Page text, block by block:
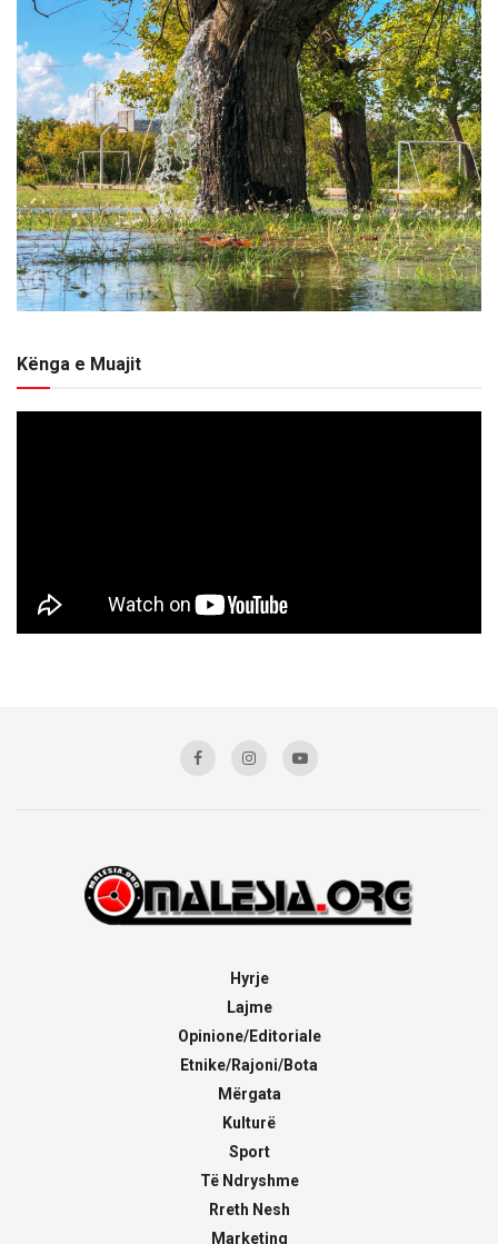
Kënga e Muajit
Hyrje
Lajme
Opinione/Editoriale
Etnike/Rajoni/Bota
Mërgata
Kulturë
Sport
Të Ndryshme
Rreth Nesh
Marketing